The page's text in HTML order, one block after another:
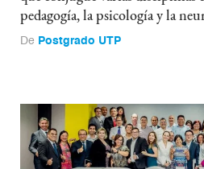
pedagogía, la psicología y la
De Postgrado UTP